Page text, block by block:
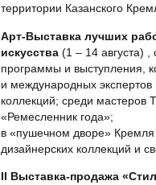
территории Казанского
Арт-Выставка лучших
искусства (1 – 14 августа) ,
программы и выступления,
и международных
коллекций; среди мастеров
«Ремесленник года»;
в «пушечном дворе» Кремля
дизайнерских коллекций и
II Выставка-продажа